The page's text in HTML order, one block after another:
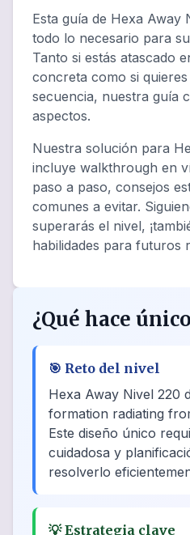
Esta guía de Hexa Away
todo lo necesario para
Tanto si estás atascado
concreta como si
secuencia, nuestra guía
aspectos.
Nuestra solución para
incluye walkthrough en
paso a paso, consejos
comunes a evitar.
superarás el nivel,
habilidades para futuros
¿Qué hace
🎯 Reto del nivel
Hexa Away Nivel 220
formation radiating
Este diseño único
cuidadosa y
resolverlo
💡Estrategia clave